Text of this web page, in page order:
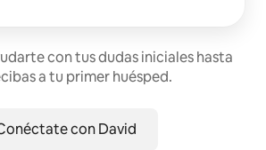
con tus dudas iniciales hasta
a tu primer huésped.
con David